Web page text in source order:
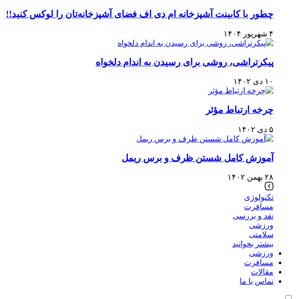
چطور با کابینت آشپزخانه ام دی اف فضای آشپزخانه‌تان را لوکس کنید!!
۴ شهریور ۱۴۰۴
پیکرتراشی، روشی برای رسیدن به اندام دلخواه
۱۰ دی ۱۴۰۲
چرخه ارتباط مؤثر
۵ دی ۱۴۰۲
آموزش کامل شستن ظرف و برس ریمل
۲۸ بهمن ۱۴۰۲
تکنولوژی
مسافرت
نقد و بررسی
ورزشی
سلامتی
بیشتر بخوانید
ورزشی
مسافرت
مقالات
تماس با ما